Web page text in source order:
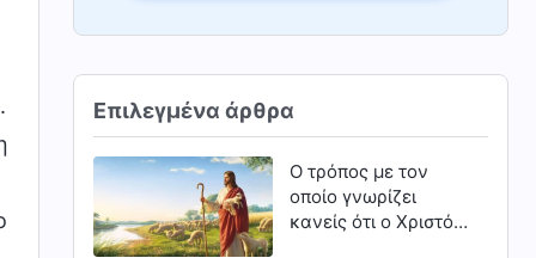
Επιλεγμένα άρθρα
Ο τρόπος με τον
οποίο γνωρίζει
κανείς ότι ο Χριστός